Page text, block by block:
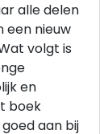
alle delen
een nieuw
volgt is
en
boek
aan bij